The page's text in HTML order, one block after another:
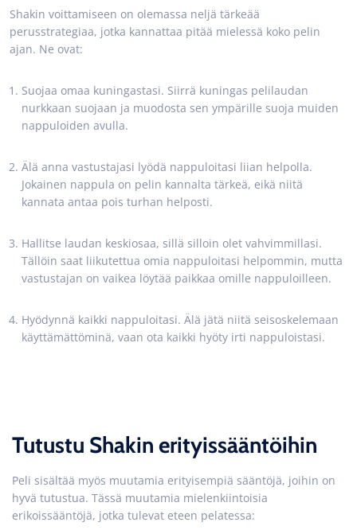
Shakin voittamiseen on olemassa neljä tärkeää
perusstrategiaa, jotka kannattaa pitää mielessä koko pelin
ajan. Ne ovat:
Suojaa omaa kuningastasi. Siirrä kuningas pelilaudan
nurkkaan suojaan ja muodosta sen ympärille suoja muiden
nappuloiden avulla.
Älä anna vastustajasi lyödä nappuloitasi liian helpolla.
Jokainen nappula on pelin kannalta tärkeä, eikä niitä
kannata antaa pois turhan helposti.
Hallitse laudan keskiosaa, sillä silloin olet vahvimmillasi.
Tällöin saat liikutettua omia nappuloitasi helpommin, mutta
vastustajan on vaikea löytää paikkaa omille nappuloilleen.
Hyödynnä kaikki nappuloitasi. Älä jätä niitä seisoskelemaan
käyttämättöminä, vaan ota kaikki hyöty irti nappuloistasi.
Tutustu Shakin erityissääntöihin
Peli sisältää myös muutamia erityisempiä sääntöjä, joihin on
hyvä tutustua. Tässä muutamia mielenkiintoisia
erikoissääntöjä, jotka tulevat eteen pelatessa: